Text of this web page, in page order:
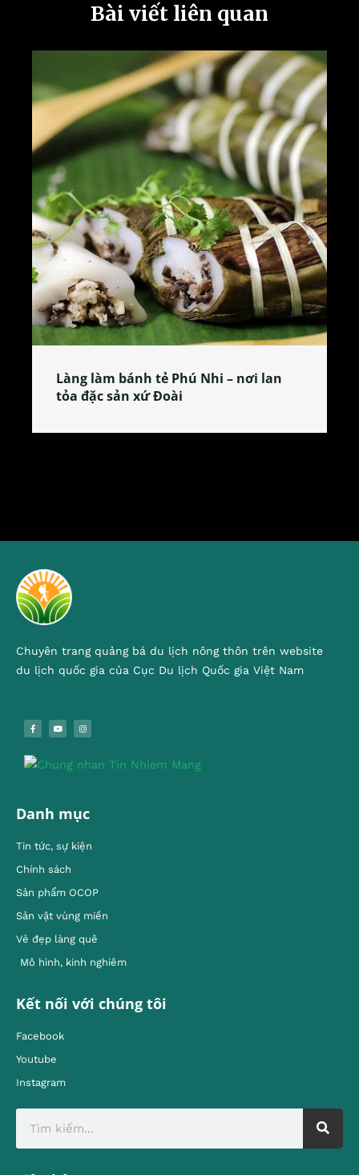
Bài viết liên quan
Làng làm bánh tẻ Phú Nhi – nơi lan
tỏa đặc sản xứ Đoài
Chuyên trang quảng bá du lịch nông thôn trên website
du lịch quốc gia của Cục Du lịch Quốc gia Việt Nam
Danh mục
Tin tức, sự kiện
Chính sách
Sản phẩm OCOP
Sản vật vùng miền
Vẻ đẹp làng quê
Mô hình, kinh nghiêm
Kết nối với chúng tôi
Facebook
Youtube
Instagram